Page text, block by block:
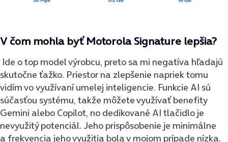
V čom mohla byť Motorola Signature lepšia?
Ide o top model výrobcu, preto sa mi negatíva hľadajú
skutočne ťažko. Priestor na zlepšenie napriek tomu
vidím vo využívaní umelej inteligencie. Funkcie AI sú
súčasťou systému, takže môžete využívať benefity
Gemini alebo Copilot, no dedikované AI tlačidlo je
nevyužitý potenciál. Jeho prispôsobenie je minimálne
a frekvencia jeho využitia bola v mojom prípade nízka.